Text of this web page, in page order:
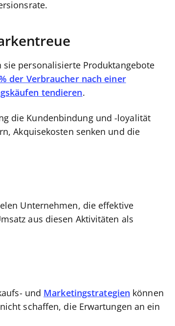
personalisierte Produktangebote
der Verbraucher nach einer
tendieren.
die Kundenbindung und -loyalität
Akquisekosten senken und die
Unternehmen, die effektive
aus diesen Aktivitäten als
und Marketingstrategien können
schaffen, die Erwartungen an ein